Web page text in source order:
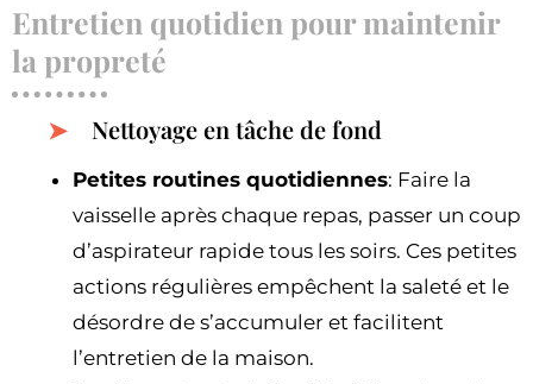
Entretien quotidien pour maintenir
la propreté
Nettoyage en tâche de fond
Petites routines quotidiennes: Faire la
vaisselle après chaque repas, passer un coup
d’aspirateur rapide tous les soirs. Ces petites
actions régulières empêchent la saleté et le
désordre de s’accumuler et facilitent
l’entretien de la maison.